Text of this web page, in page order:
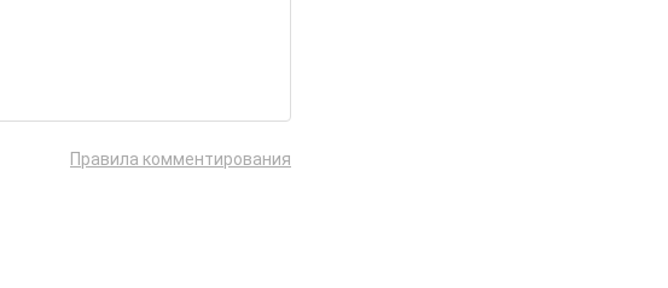
Правила комментирования